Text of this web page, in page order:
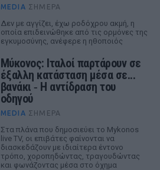
MEDIA ΣΉΜΕΡΑ
Δεν με αγγίζει, έχω ροδόχρου ακμή, η
οποία επιδεινώθηκε από τις ορμόνες της
εγκυμοσύνης, ανέφερε η ηθοποιός
Μύκονος: Ιταλοί παρτάρουν σε
έξαλλη κατάσταση μέσα σε...
βανάκι ‑ Η αντίδραση του
οδηγού
MEDIA ΣΉΜΕΡΑ
Στα πλάνα που δημοσιεύει το Mykonos
live TV, οι επιβάτες φαίνονται να
διασκεδάζουν με ιδιαίτερα έντονο
τρόπο, χοροπηδώντας, τραγουδώντας
και φωνάζοντας μέσα στο όχημα